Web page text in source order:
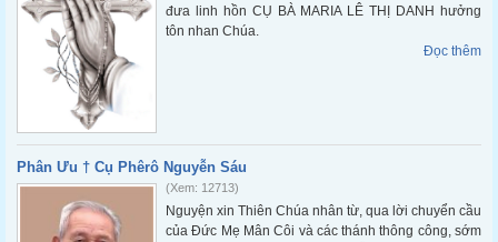
đưa linh hồn CỤ BÀ MARIA LÊ THỊ DANH hưởng
tôn nhan Chúa.
Đọc thêm
Phân Ưu † Cụ Phêrô Nguyễn Sáu
(Xem: 12713)
Nguyện xin Thiên Chúa nhân từ, qua lời chuyển cầu
của Đức Mẹ Mân Côi và các thánh thông công, sớm